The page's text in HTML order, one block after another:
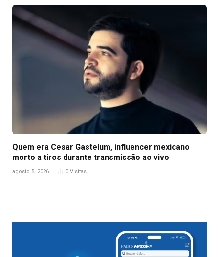
Quem era Cesar Gastelum, influencer mexicano
morto a tiros durante transmissão ao vivo
agosto 5, 2026 0 Visitas